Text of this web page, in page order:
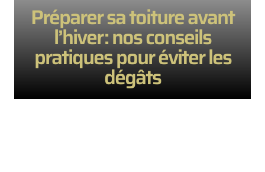
Préparer sa toiture avant
l’hiver : nos conseils
pratiques pour éviter les
dégâts